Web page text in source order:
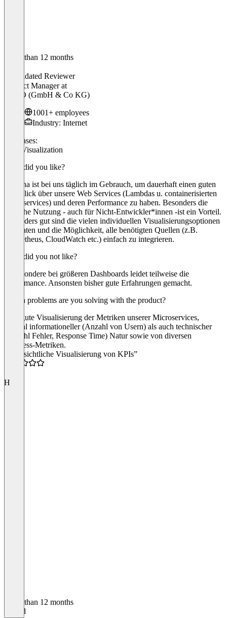
Older than 12 months
Validated Reviewer
Product Managerat
OTTO (GmbH & Co KG)
1001+ employees
Industry: Internet
Use cases:
Data Visualization
What did you like?
Grafana ist bei uns täglich im Gebrauch, um dauerhaft einen guten
Überblick über unsere Web Services (Lambdas u. containerisierten
Microservices) und deren Performance zu haben. Besonders die
einfache Nutzung - auch für Nicht-Entwickler*innen -ist ein Vorteil.
Besonders gut sind die vielen individuellen Visualisierungsoptionen
der Daten und die Möglichkeit, alle benötigten Quellen (z.B.
Prometheus, CloudWatch etc.) einfach zu integrieren.
What did you not like?
Insbesondere bei größeren Dashboards leidet teilweise die
Performance. Ansonsten bisher gute Erfahrungen gemacht.
Which problems are you solving with the product?
Sehr gute Visualisierung der Metriken unserer Microservices,
sowohl informationeller (Anzahl von Usern) als auch technischer
(Anzahl Fehler, Response Time) Natur sowie von diversen
Business-Metriken.
“Übersichtliche Visualisierung von KPIs”
H
Older than 12 months
Harald